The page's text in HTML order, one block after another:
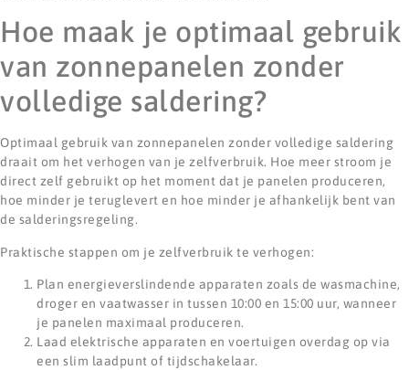
Hoe maak je optimaal gebruik
van zonnepanelen zonder
volledige saldering?
Optimaal gebruik van zonnepanelen zonder volledige saldering
draait om het verhogen van je zelfverbruik. Hoe meer stroom je
direct zelf gebruikt op het moment dat je panelen produceren,
hoe minder je teruglevert en hoe minder je afhankelijk bent van
de salderingsregeling.
Praktische stappen om je zelfverbruik te verhogen:
Plan energieverslindende apparaten zoals de wasmachine,
droger en vaatwasser in tussen 10:00 en 15:00 uur, wanneer
je panelen maximaal produceren.
Laad elektrische apparaten en voertuigen overdag op via
een slim laadpunt of tijdschakelaar.